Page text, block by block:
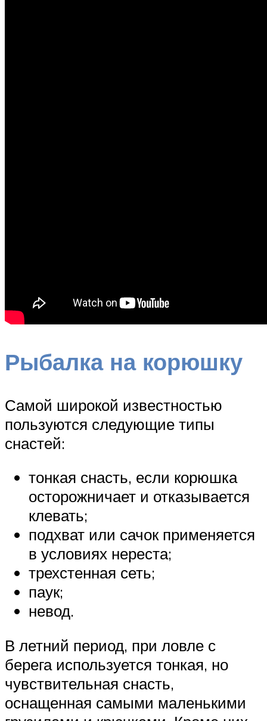
Рыбалка на корюшку
Самой широкой известностью
пользуются следующие типы
снастей:
тонкая снасть, если корюшка
осторожничает и отказывается
клевать;
подхват или сачок применяется
в условиях нереста;
трехстенная сеть;
паук;
невод.
В летний период, при ловле с
берега используется тонкая, но
чувствительная снасть,
оснащенная самыми маленькими